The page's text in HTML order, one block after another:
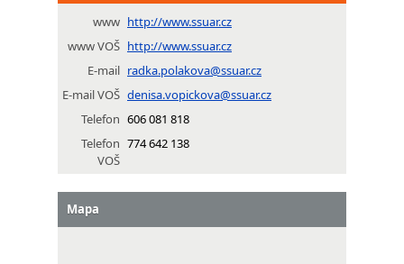
www http://www.ssuar.cz
www VOŠ http://www.ssuar.cz
E-mail radka.polakova@ssuar.cz
E-mail VOŠ denisa.vopickova@ssuar.cz
Telefon 606 081 818
Telefon
VOŠ
774 642 138
Mapa